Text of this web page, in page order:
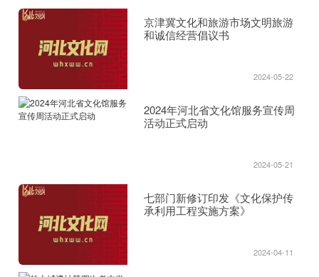
京津冀文化和旅游市场文明旅游
和诚信经营倡议书
2024-05-22
2024年河北省文化馆服务宣传周
活动正式启动
2024-05-21
七部门新修订印发《文化保护传
承利用工程实施方案》
2024-04-11